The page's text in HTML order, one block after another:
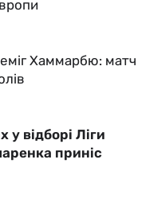
Хаммарбю: матч
відборі Ліги
приніс